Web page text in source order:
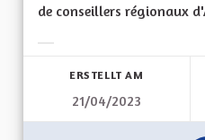
de conseillers régionaux
ERSTELLT AM
21/04/2023